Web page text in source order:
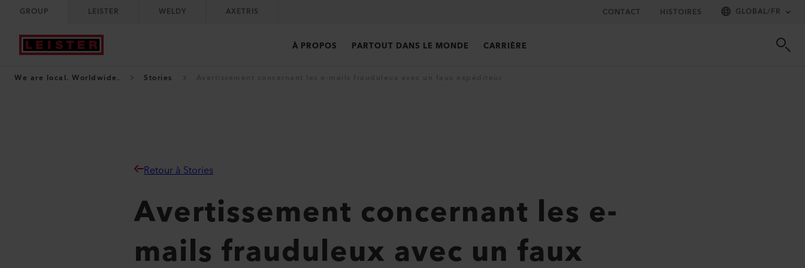
GROUP LEISTER WELDY AXETRIS CONTACT HISTOIRES GLOBAL/FR
À PROPOS PARTOUT DANS LE MONDE CARRIÈRE
We are local. Worldwide. Stories
Retour à Stories
Avertissement concernant les e-
mails frauduleux avec un faux